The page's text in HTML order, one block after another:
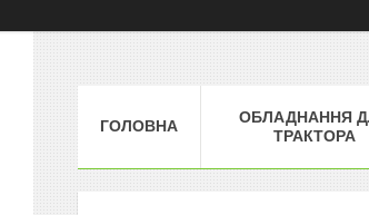
ГОЛОВНА
ОБЛАДНАННЯ
ТРАКТОРА